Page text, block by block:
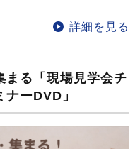
詳細を見る
まる「現場見学会チ
ーDVD」